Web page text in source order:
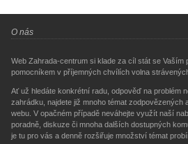
O nás
Web Zahrada-centrum si klade za cíl stát se Vaším
pomocníkem v příjemných chvílích volna
Ať už hledáte konkrétní radu, odpověď na problém
zahrádku, najdete již mnoho témat
webu. V opačném případě neváhejte využít naší
poradně, diskuze či mnoha dalších dostupných
je tu pro vás a denně rozšiřuje množství témat